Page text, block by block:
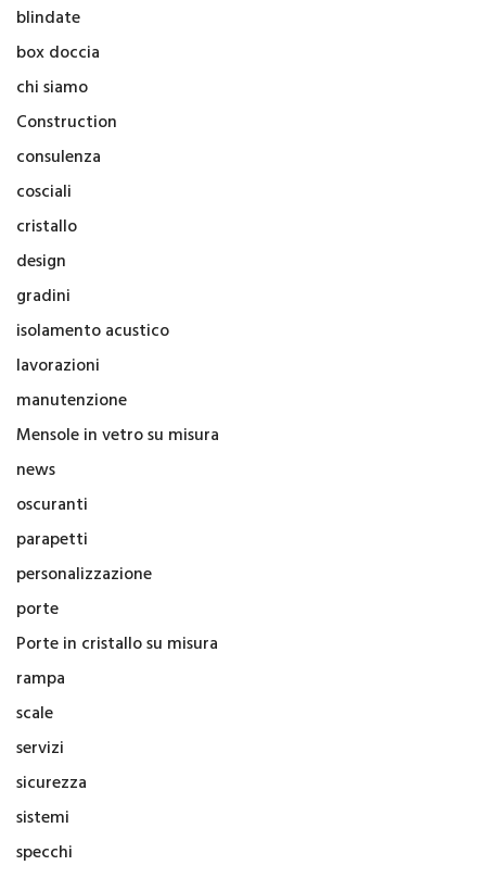
blindate
box doccia
chi siamo
Construction
consulenza
cosciali
cristallo
design
gradini
isolamento acustico
lavorazioni
manutenzione
Mensole in vetro su misura
news
oscuranti
parapetti
personalizzazione
porte
Porte in cristallo su misura
rampa
scale
servizi
sicurezza
sistemi
specchi